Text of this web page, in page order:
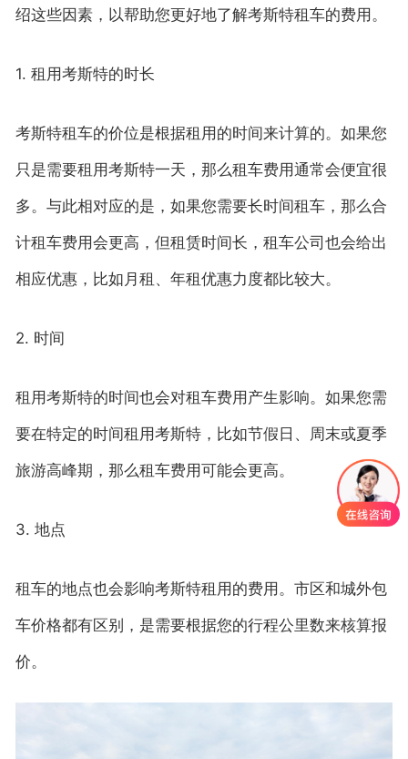
绍这些因素，以帮助您更好地了解考斯特租车的费用。
1. 租用考斯特的时长
考斯特租车的价位是根据租用的时间来计算的。如果您
只是需要租用考斯特一天，那么租车费用通常会便宜很
多。与此相对应的是，如果您需要长时间租车，那么合
计租车费用会更高，但租赁时间长，租车公司也会给出
相应优惠，比如月租、年租优惠力度都比较大。
2. 时间
租用考斯特的时间也会对租车费用产生影响。如果您需
要在特定的时间租用考斯特，比如节假日、周末或夏季
旅游高峰期，那么租车费用可能会更高。
3. 地点
租车的地点也会影响考斯特租用的费用。市区和城外包
车价格都有区别，是需要根据您的行程公里数来核算报
价。